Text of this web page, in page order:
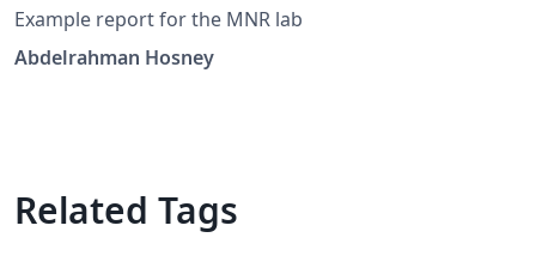
Example report for the MNR lab
Abdelrahman Hosney
Related Tags